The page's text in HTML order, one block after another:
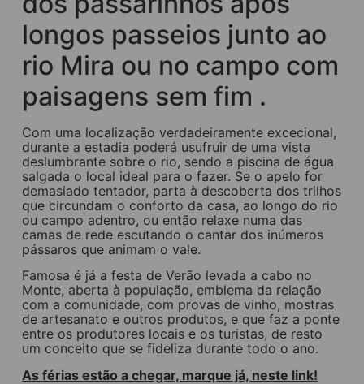
longos passeios junto ao
rio Mira ou no campo com
paisagens sem fim .
Com uma localização verdadeiramente excecional,
durante a estadia poderá usufruir de uma vista
deslumbrante sobre o rio, sendo a piscina de água
salgada o local ideal para o fazer. Se o apelo for
demasiado tentador, parta à descoberta dos trilhos
que circundam o conforto da casa, ao longo do rio
ou campo adentro, ou então relaxe numa das
camas de rede escutando o cantar dos inúmeros
pássaros que animam o vale.
Famosa é já a festa de Verão levada a cabo no
Monte, aberta à população, emblema da relação
com a comunidade, com provas de vinho, mostras
de artesanato e outros produtos, e que faz a ponte
entre os produtores locais e os turistas, de resto
um conceito que se fideliza durante todo o ano.
As férias estão a chegar, marque já, neste link!